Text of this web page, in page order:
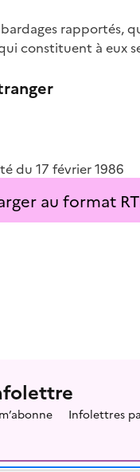
rapportés,
constituent à eux
du 17 février 1986
au format
Infolettres